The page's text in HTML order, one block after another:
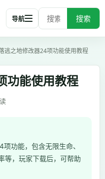
搜索
导航
逃之地修改器24项功能使用教程
功能使用教程
功能，包含无限生命、
等，玩家下载后，可帮助